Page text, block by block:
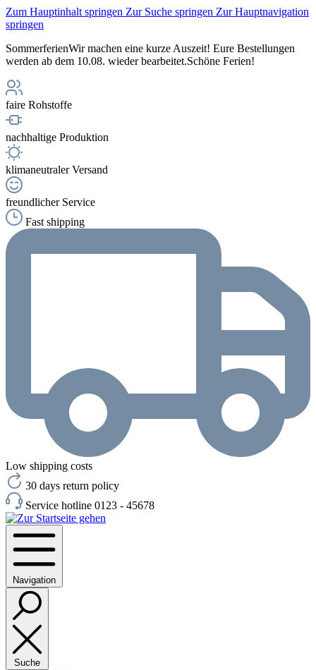
Zum Hauptinhalt springen Zur Suche springen Zur Hauptnavigation
springen
SommerferienWir machen eine kurze Auszeit! Eure Bestellungen
werden ab dem 10.08. wieder bearbeitet.Schöne Ferien!
faire Rohstoffe
nachhaltige Produktion
klimaneutraler Versand
freundlicher Service
Fast shipping
Low shipping costs
30 days return policy
Service hotline 0123 - 45678
Navigation
Suche